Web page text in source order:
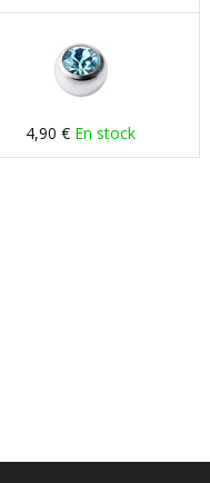
4,90 € En stock